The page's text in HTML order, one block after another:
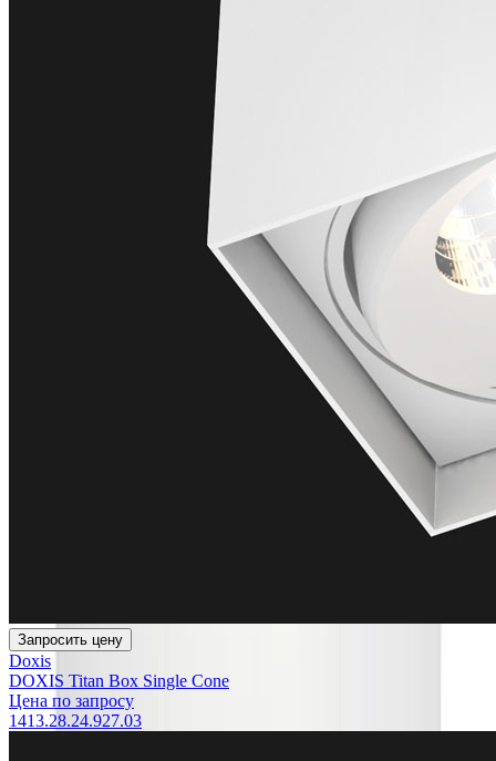
Запросить цену
Doxis
DOXIS Titan Box Single Cone
Цена по запросу
1413.28.24.927.03